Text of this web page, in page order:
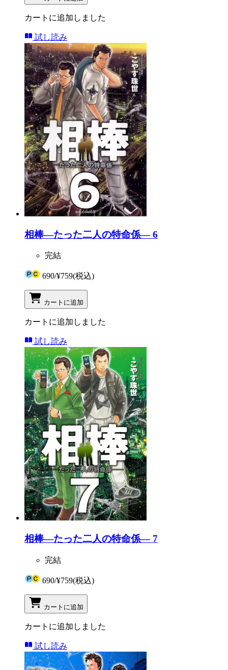
カートに追加しました
試し読み
相棒―たった二人の特命係― 6
完結
690/¥759(税込)
カートに追加
カートに追加しました
試し読み
相棒―たった二人の特命係― 7
完結
690/¥759(税込)
カートに追加
カートに追加しました
試し読み